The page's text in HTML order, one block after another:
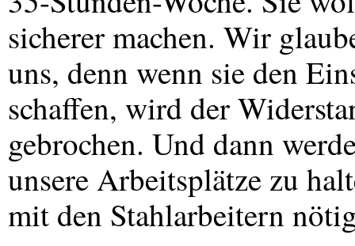
sicherer machen. Wir
uns, denn wenn sie den
schaffen, wird der
gebrochen. Und dann
unsere Arbeitsplätze zu
mit den Stahlarbeitern